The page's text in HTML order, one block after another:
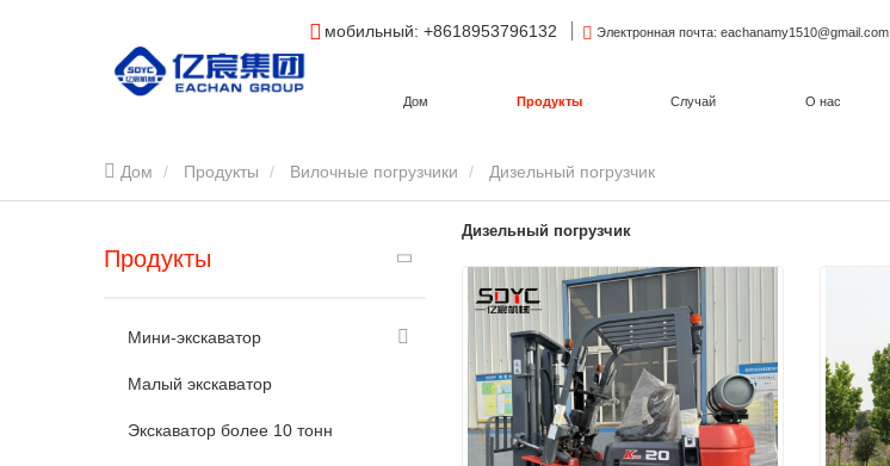
Дом Продукты Случай О нас
мобильный: +8618953796132 Электронная почта: eachanamy1510@gmail.com
Дом Продукты Вилочные погрузчики Дизельный погрузчик
Продукты
Мини-экскаватор
Малый экскаватор
Экскаватор более 10 тонн
Дизельный погрузчик